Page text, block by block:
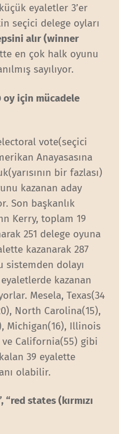
eyaletler 3’er
seçici delege oyları
alır (winner
en çok halk oyunu
sayılıyor.
oy için mücadele
vote(seçici
Anayasasına
bir fazlası)
kazanan aday
Son başkanlık
Kerry, toplam 19
251 delege oyuna
kazanarak 287
sistemden dolayı
kazanan
Mesela, Texas(34
North Carolina(15),
Michigan(16), Illinois
ve California(55) gibi
39 eyalette
olabilir.
states (kırmızı